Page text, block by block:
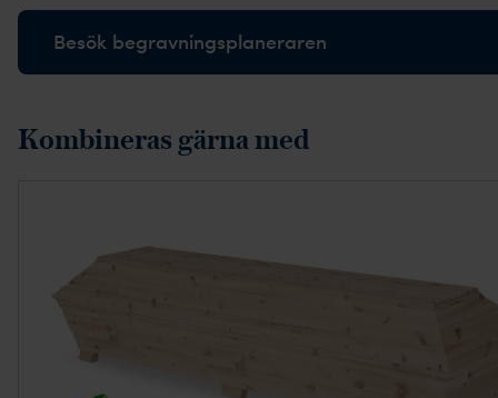
Besök begravningsplaneraren
Kombineras gärna med